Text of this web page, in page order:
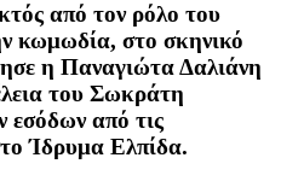
από τον ρόλο του
κωμωδία, στο σκηνικό
η Παναγιώτα Δαλιάνη
του Σωκράτη
από τις
Ίδρυμα Ελπίδα.